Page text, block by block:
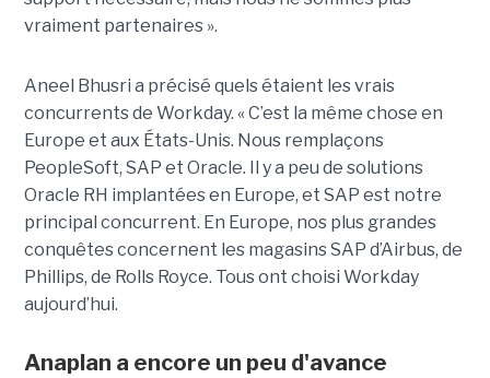
vraiment partenaires ».
Aneel Bhusri a précisé quels étaient les vrais
concurrents de Workday. « C’est la même chose en
Europe et aux États-Unis. Nous remplaçons
PeopleSoft, SAP et Oracle. Il y a peu de solutions
Oracle RH implantées en Europe, et SAP est notre
principal concurrent. En Europe, nos plus grandes
conquêtes concernent les magasins SAP d’Airbus, de
Phillips, de Rolls Royce. Tous ont choisi Workday
aujourd’hui.
Anaplan a encore un peu d'avance